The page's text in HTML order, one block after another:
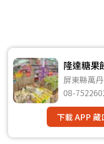
隆達糖果
屏東縣萬
08-
下載 APP 藏